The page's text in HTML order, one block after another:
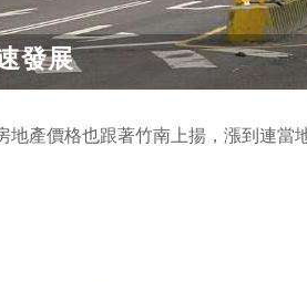
發展
地產價格也跟著竹南上揚，漲到連當